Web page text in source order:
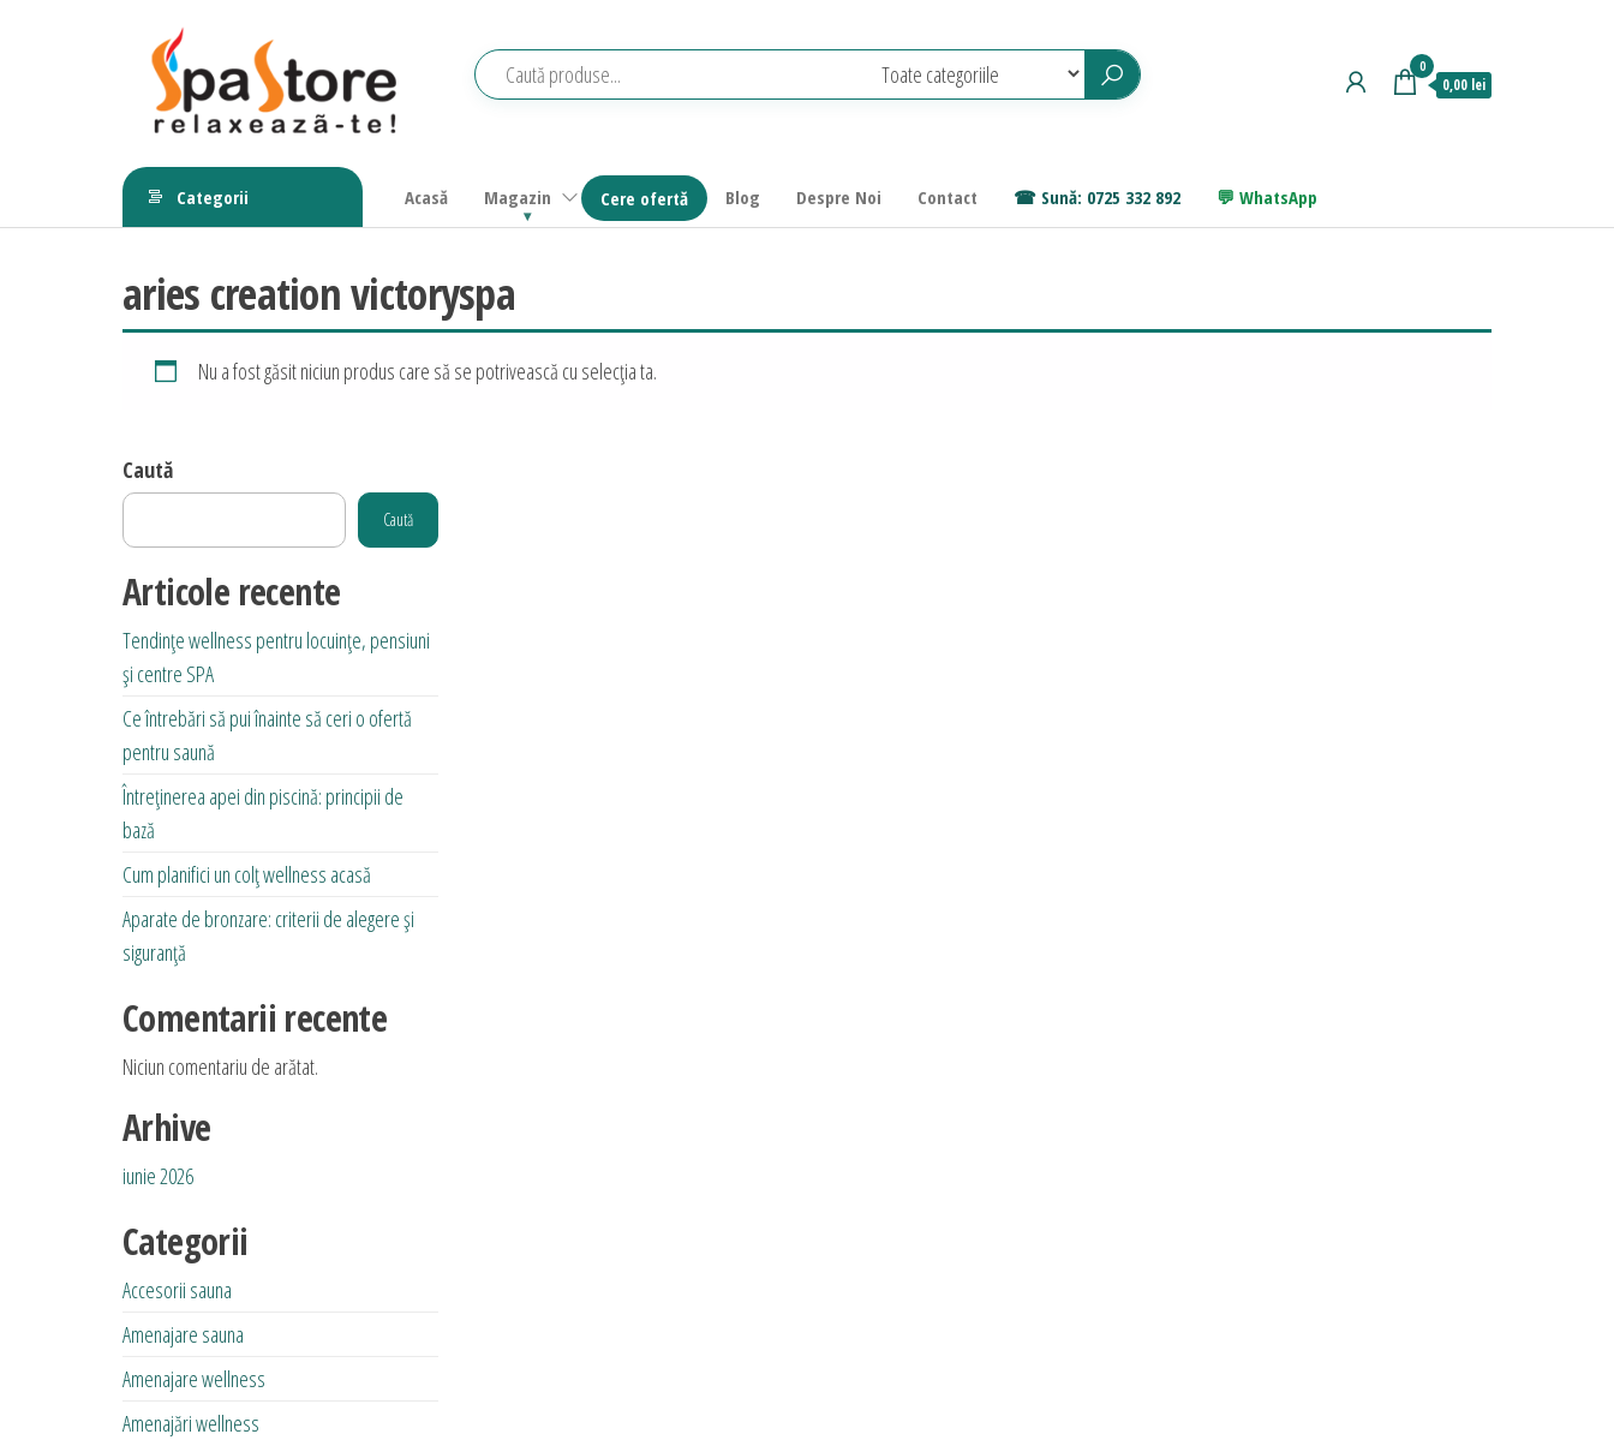
Echipamente
saune,
wellness
Relaxeaza-
te!
0
0,00 lei
Categorii Acasă Magazin Cere ofertă Blog Despre Noi Contact Sună: 0725 332 892 WhatsApp
aries creation victoryspa
Nu a fost găsit niciun produs care să se potrivească cu selecția ta.
Caută
Caută
Articole recente
Tendințe wellness pentru locuințe, pensiuni
și centre SPA
Ce întrebări să pui înainte să ceri o ofertă
pentru saună
Întreținerea apei din piscină: principii de
bază
Cum planifici un colț wellness acasă
Aparate de bronzare: criterii de alegere și
siguranță
Comentarii recente
Niciun comentariu de arătat.
Arhive
iunie 2026
Categorii
Accesorii sauna
Amenajare sauna
Amenajare wellness
Amenajări wellness